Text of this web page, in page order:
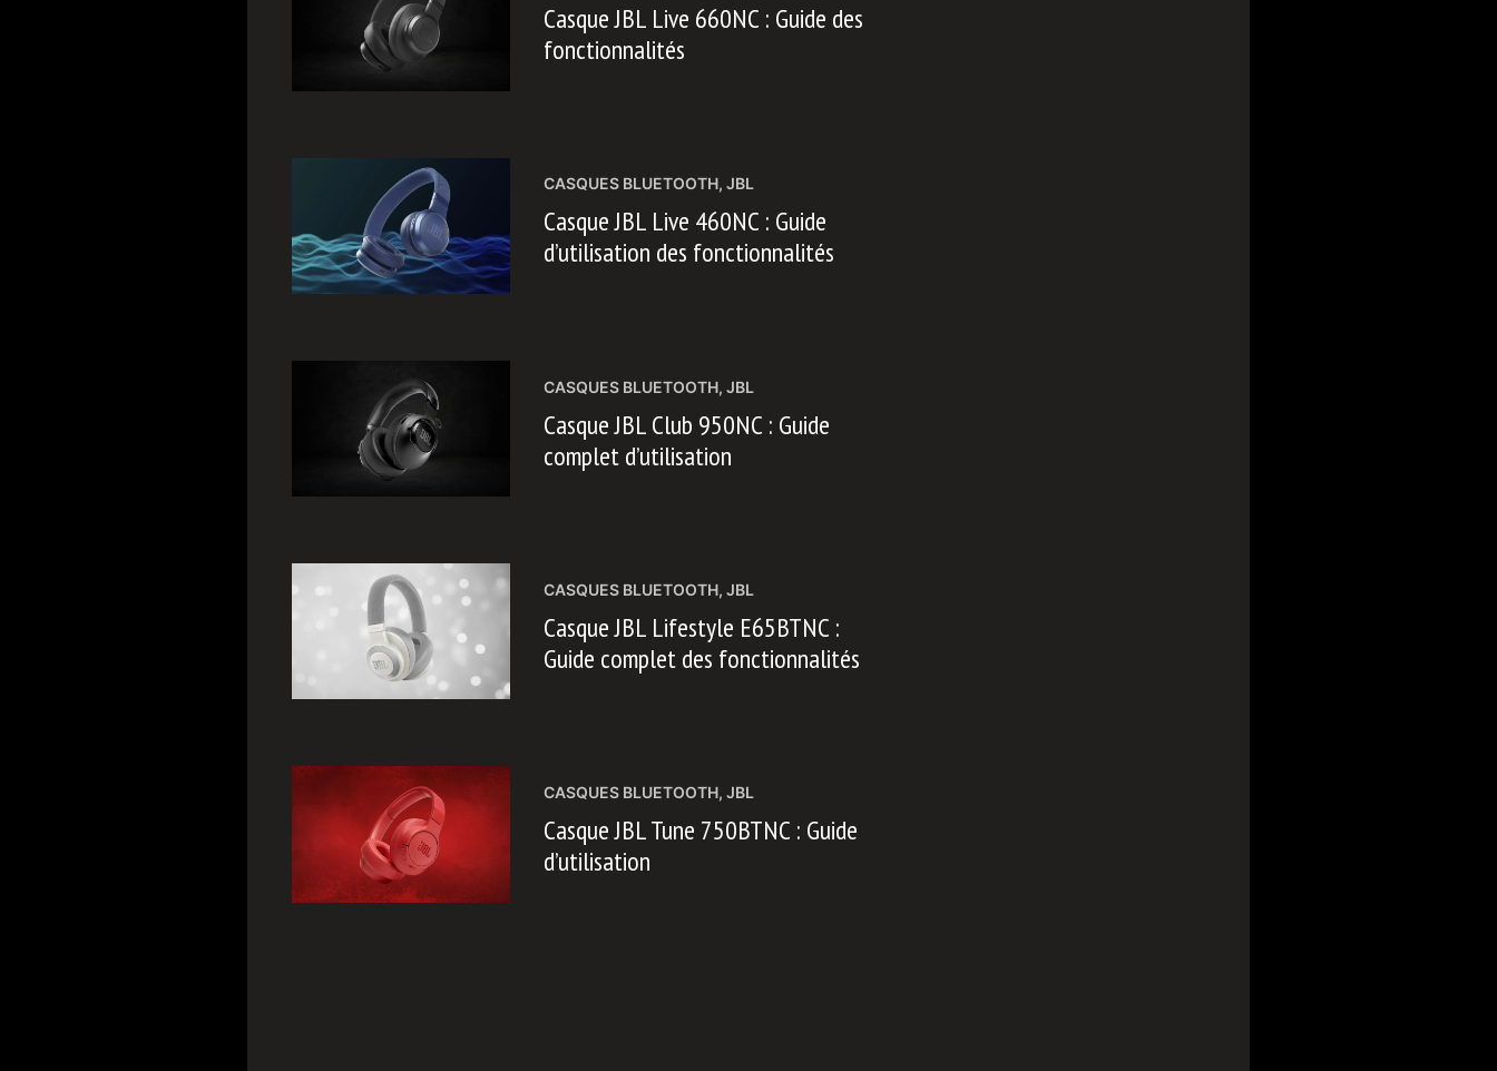
Casque JBL Live 660NC : Guide des
fonctionnalités
CASQUES BLUETOOTH, JBL
Casque JBL Live 460NC : Guide
d’utilisation des fonctionnalités
CASQUES BLUETOOTH, JBL
Casque JBL Club 950NC : Guide
complet d’utilisation
CASQUES BLUETOOTH, JBL
Casque JBL Lifestyle E65BTNC :
Guide complet des fonctionnalités
CASQUES BLUETOOTH, JBL
Casque JBL Tune 750BTNC : Guide
d’utilisation